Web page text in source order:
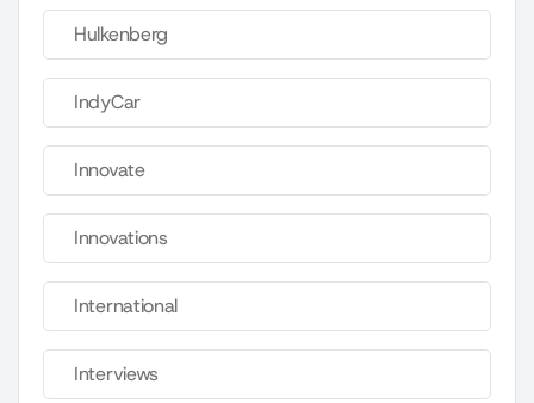
Hulkenberg
IndyCar
Innovate
Innovations
International
Interviews